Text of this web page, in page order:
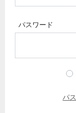
パスワード
パ